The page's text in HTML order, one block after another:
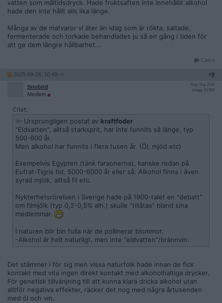
vatten som måltidsdryck. Hade fruktsaften inte innehållit alkohol
hade den inte hållt alls lika länge.
Många av de matvaror vi äter än idag som är rökta, saltade,
fermenterade och torkade behandlades ju så en gång i tiden för
att ge dem längre hållbarhet...
Citera
2025-09-26, 10:49 #9
Snobird
Medlem
Reg: Maj 2016
Inlägg: 10 920
Citat:
Ursprungligen postat av kraftfoder
"Eldvatten", alltså starksprit, har inte funnits så länge, typ
500-600 år.
Men alkohol har funnits i flera tusen år. (Öl, mjöd etc)
Exempelvis Egypten (tänk faraonerna), kanske redan på
Eufrat-Tigris tid, 5000-6000 år eller så. Alkohol finns i även
syrad mjölk, alltså fil etc.
Nykterhetsrörelsen i Sverige hade på 1900-talet en "debatt"
om filmjölk (typ 0,2-0,5% alh.) skulle "tillåtas" bland sina
medlemmar.
I naturen blir bin fulla när de pollinerar blommor.
-Alkohol är helt naturligt, men inte "eldvatten"/brännvin.
Det stämmer i för sig men vissa naturfolk hade innan de fick
kontakt med vita ingen direkt kontakt med alkoholhaltiga drycker.
För genetisk tillvänjning till att kunna klara dricka alkohol utan
alltför negativa effekter, räcker det nog med några årtusenden
med öl och vin.